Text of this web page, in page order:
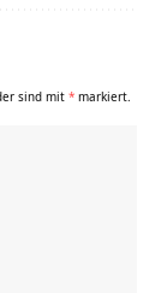
sind mit * markiert.